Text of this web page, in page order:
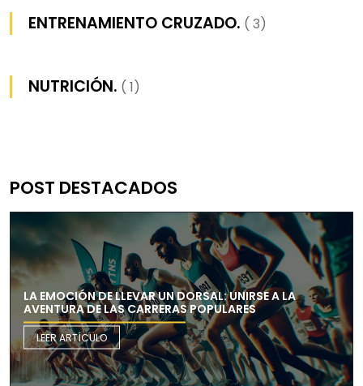
ENTRENAMIENTO CRUZADO. ( 3)
NUTRICIÓN. ( 1)
POST DESTACADOS
LA EMOCIÓN DE LLEVAR UN DORSAL: UNIRSE A LA
AVENTURA DE LAS CARRERAS POPULARES
LEER ARTÍCULO